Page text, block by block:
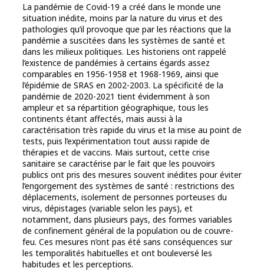
La pandémie de Covid-19 a créé dans le monde une
situation inédite, moins par la nature du virus et des
pathologies qu’il provoque que par les réactions que la
pandémie a suscitées dans les systèmes de santé et
dans les milieux politiques. Les historiens ont rappelé
l’existence de pandémies à certains égards assez
comparables en 1956-1958 et 1968-1969, ainsi que
l’épidémie de SRAS en 2002-2003. La spécificité de la
pandémie de 2020-2021 tient évidemment à son
ampleur et sa répartition géographique, tous les
continents étant affectés, mais aussi à la
caractérisation très rapide du virus et la mise au point de
tests, puis l’expérimentation tout aussi rapide de
thérapies et de vaccins. Mais surtout, cette crise
sanitaire se caractérise par le fait que les pouvoirs
publics ont pris des mesures souvent inédites pour éviter
l’engorgement des systèmes de santé : restrictions des
déplacements, isolement de personnes porteuses du
virus, dépistages (variable selon les pays), et
notamment, dans plusieurs pays, des formes variables
de confinement général de la population ou de couvre-
feu. Ces mesures n’ont pas été sans conséquences sur
les temporalités habituelles et ont bouleversé les
habitudes et les perceptions.